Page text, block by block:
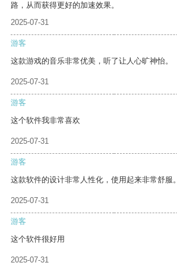
路，从而获得更好的加速效果。
2025-07-31
游客
这款游戏的音乐非常优美，听了让人心旷神怡。
2025-07-31
游客
这个软件我非常喜欢
2025-07-31
游客
这款软件的设计非常人性化，使用起来非常舒服。
2025-07-31
游客
这个软件很好用
2025-07-31